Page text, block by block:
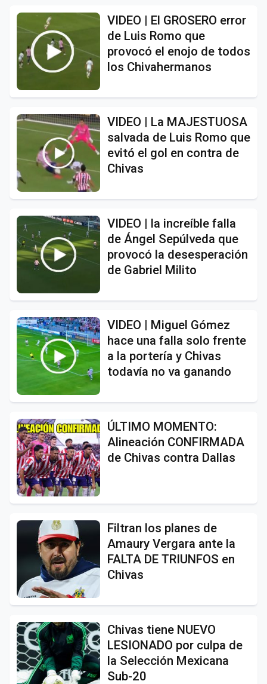
VIDEO | El GROSERO error
de Luis Romo que
provocó el enojo de todos
los Chivahermanos
VIDEO | La MAJESTUOSA
salvada de Luis Romo que
evitó el gol en contra de
Chivas
VIDEO | la increíble falla
de Ángel Sepúlveda que
provocó la desesperación
de Gabriel Milito
VIDEO | Miguel Gómez
hace una falla solo frente
a la portería y Chivas
todavía no va ganando
ÚLTIMO MOMENTO:
Alineación CONFIRMADA
de Chivas contra Dallas
Filtran los planes de
Amaury Vergara ante la
FALTA DE TRIUNFOS en
Chivas
Chivas tiene NUEVO
LESIONADO por culpa de
la Selección Mexicana
Sub-20